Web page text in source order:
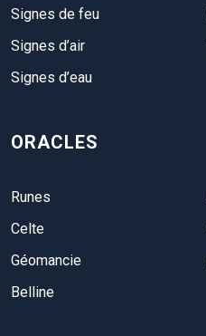
Signes de feu
Signes d’air
Signes d’eau
ORACLES
Runes
Celte
Géomancie
Belline